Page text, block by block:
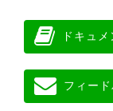
ドキュ
フィー